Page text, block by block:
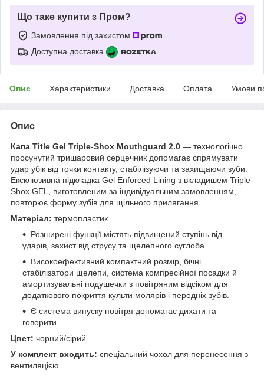
Що таке купити з Пром?
Замовлення під захистом
Доступна доставка
Опис Характеристики Доставка Оплата Умови
Опис
Капа Title Gel Triple-Shox Mouthguard 2.0 — технологічно
просунутий тришаровий серцечник допомагає спрямувати
удар убік від точки контакту, стабілізуючи та захищаючи зуби.
Ексклюзивна підкладка Gel Enforced Lining з вкладишем Triple-
Shox GEL, виготовленим за індивідуальним замовленням,
повторює форму зубів для щільного прилягання.
Матеріал: термопластик
Розширені функції містять підвищений ступінь від
ударів, захист від струсу та щелепного суглоба.
Високоефективний компактний розмір, бічні
стабілізатори щелепи, система компресійної посадки й
амортизувальні подушечки з повітряним відсіком для
додаткового покриття культи молярів і передніх зубів.
Є система випуску повітря допомагає дихати та
говорити.
Цвет: чорний/сірий
У комплект входить: спеціальний чохол для перенесення з
вентиляцією.